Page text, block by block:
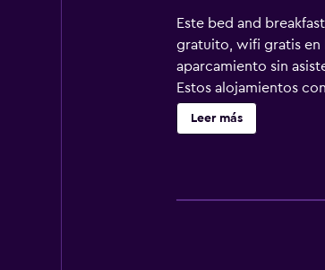
Este bed and
gratuito, wifi gratis en
aparcamiento sin
Estos alojamientos
ofrece una televisión
artículos de higiene
Leer más